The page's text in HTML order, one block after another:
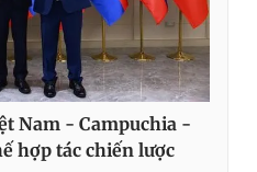
Nam - Campuchia -
hợp tác chiến lược